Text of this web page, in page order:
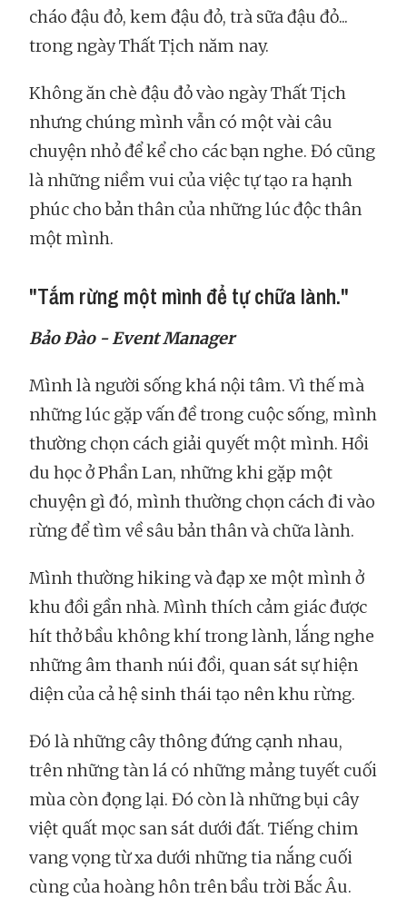
cháo đậu đỏ, kem đậu đỏ, trà sữa đậu đỏ...
trong ngày Thất Tịch năm nay.
Không ăn chè đậu đỏ vào ngày Thất Tịch
nhưng chúng mình vẫn có một vài câu
chuyện nhỏ để kể cho các bạn nghe. Đó cũng
là những niềm vui của việc tự tạo ra hạnh
phúc cho bản thân của những lúc độc thân
một mình.
"Tắm rừng một mình để tự chữa lành."
Bảo Đào - Event Manager
Mình là người sống khá nội tâm. Vì thế mà
những lúc gặp vấn đề trong cuộc sống, mình
thường chọn cách giải quyết một mình. Hồi
du học ở Phần Lan, những khi gặp một
chuyện gì đó, mình thường chọn cách đi vào
rừng để tìm về sâu bản thân và chữa lành.
Mình thường hiking và đạp xe một mình ở
khu đồi gần nhà. Mình thích cảm giác được
hít thở bầu không khí trong lành, lắng nghe
những âm thanh núi đồi, quan sát sự hiện
diện của cả hệ sinh thái tạo nên khu rừng.
Đó là những cây thông đứng cạnh nhau,
trên những tàn lá có những mảng tuyết cuối
mùa còn đọng lại. Đó còn là những bụi cây
việt quất mọc san sát dưới đất. Tiếng chim
vang vọng từ xa dưới những tia nắng cuối
cùng của hoàng hôn trên bầu trời Bắc Âu.